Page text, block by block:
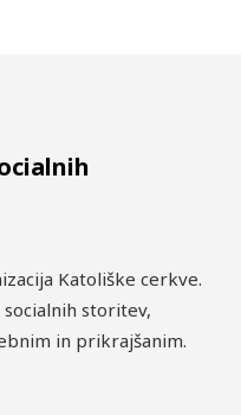
Katoliške cerkve.
storitev,
in prikrajšanim.